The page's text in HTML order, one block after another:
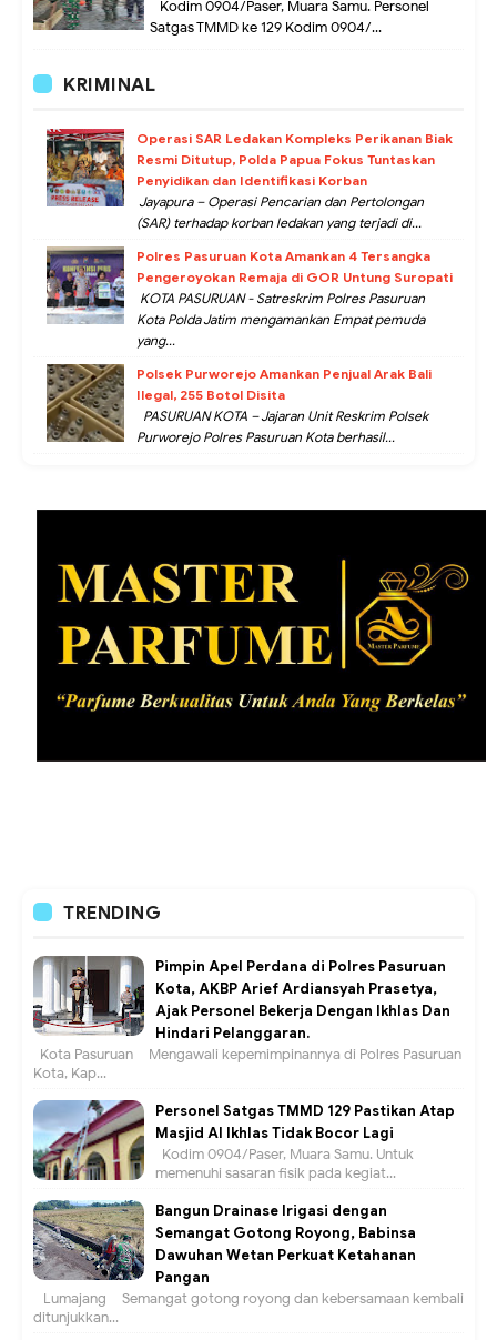
Kodim 0904/Paser, Muara Samu. Personel
Satgas TMMD ke 129 Kodim 0904/...
KRIMINAL
Operasi SAR Ledakan Kompleks Perikanan Biak
Resmi Ditutup, Polda Papua Fokus Tuntaskan
Penyidikan dan Identifikasi Korban
Jayapura – Operasi Pencarian dan Pertolongan
(SAR) terhadap korban ledakan yang terjadi di...
Polres Pasuruan Kota Amankan 4 Tersangka
Pengeroyokan Remaja di GOR Untung Suropati
KOTA PASURUAN - Satreskrim Polres Pasuruan
Kota Polda Jatim mengamankan Empat pemuda
yang...
Polsek Purworejo Amankan Penjual Arak Bali
Ilegal, 255 Botol Disita
PASURUAN KOTA – Jajaran Unit Reskrim Polsek
Purworejo Polres Pasuruan Kota berhasil...
TRENDING
Pimpin Apel Perdana di Polres Pasuruan
Kota, AKBP Arief Ardiansyah Prasetya,
Ajak Personel Bekerja Dengan Ikhlas Dan
Hindari Pelanggaran.
Kota Pasuruan – Mengawali kepemimpinannya di Polres Pasuruan
Kota, Kap...
Personel Satgas TMMD 129 Pastikan Atap
Masjid Al Ikhlas Tidak Bocor Lagi
Kodim 0904/Paser, Muara Samu. Untuk
memenuhi sasaran fisik pada kegiat...
Bangun Drainase Irigasi dengan
Semangat Gotong Royong, Babinsa
Dawuhan Wetan Perkuat Ketahanan
Pangan
Lumajang – Semangat gotong royong dan kebersamaan kembali
ditunjukkan...